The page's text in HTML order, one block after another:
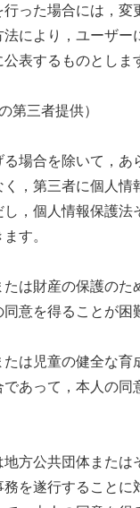
った場合には，変
により，ユーザー
表するものとしま
第三者提供）
る場合を除いて，あ
く，第三者に個人情
，個人情報保護法
す。
たは財産の保護のた
意を得ることが困
は児童の健全な育
であって，本人の同
地方公共団体または
務を遂行することに